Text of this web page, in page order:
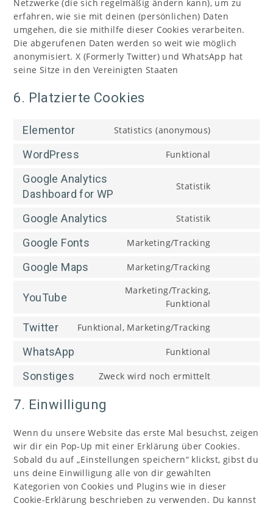
Netzwerke (die sich regelmäßig ändern kann), um zu
erfahren, wie sie mit deinen (persönlichen) Daten
umgehen, die sie mithilfe dieser Cookies verarbeiten.
Die abgerufenen Daten werden so weit wie möglich
anonymisiert. X (Formerly Twitter) und WhatsApp hat
seine Sitze in den Vereinigten Staaten
6. Platzierte Cookies
Elementor Statistics (anonymous)
WordPress Funktional
Google Analytics
Dashboard for WP
Statistik
Google Analytics Statistik
Google Fonts Marketing/Tracking
Google Maps Marketing/Tracking
YouTube
Marketing/Tracking,
Funktional
Twitter Funktional, Marketing/Tracking
WhatsApp Funktional
Sonstiges Zweck wird noch ermittelt
7. Einwilligung
Wenn du unsere Website das erste Mal besuchst, zeigen
wir dir ein Pop-Up mit einer Erklärung über Cookies.
Sobald du auf „Einstellungen speichern“ klickst, gibst du
uns deine Einwilligung alle von dir gewählten
Kategorien von Cookies und Plugins wie in dieser
Cookie-Erklärung beschrieben zu verwenden. Du kannst